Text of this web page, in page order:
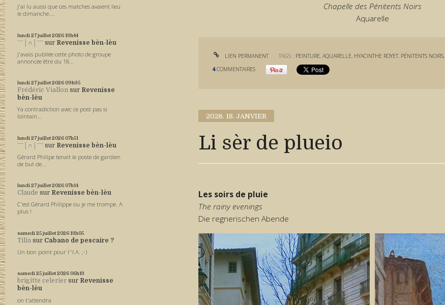
J'ai lu aussi que ces matches avaient lieu
le dimanche....
lundi 27juillet 2026 13h44
ˉˉˉ│∩│ˉˉˉ sur Revenisse bèn-lèu
J'avais publiée cette photo de groupe
annoncée être du 18...
lundi 27juillet 2026 09h35
Frédéric Viallon sur Revenisse
bèn-lèu
Ya contradiction avec ce post pas si
lointain...
lundi 27juillet 2026 07h51
ˉˉˉ│∩│ˉˉˉ sur Revenisse bèn-lèu
Gérard Philipe tenait le poste de gardien
de but de...
lundi 27juillet 2026 07h14
Claude sur Revenisse bèn-lèu
C'est Gérard Philippe ou je me trompe. A
plus !
samedi 25 juillet 2026 13h05
Tilia sur Cabano de pescaire ?
Un bon point pour l''I.A. ;-)
samedi 25 juillet 2026 06h13
brigitte celerier sur Revenisse
bèn-lèu
on t'attendra
Chapelle des Pénitents Noirs
Aquarelle
LIEN PERMANENT TAGS : PEINTURE,AQUARELLE, HYACINTHE ROYET, PÉNITENTS NOIRS,
4 COMMENTAIRES
2026. 18. JANVIER
Li sèr de plueio
Les soirs de pluie
The rainy evenings
Die regnerischen Abende